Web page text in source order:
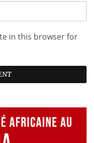
in this browser for